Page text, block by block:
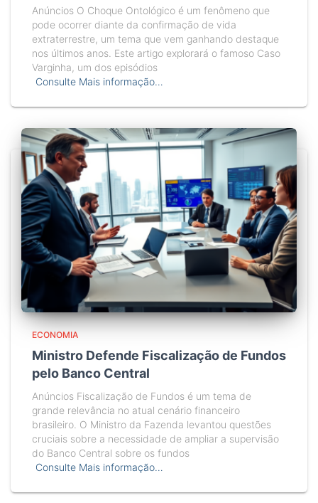
Anúncios O Choque Ontológico é um fenômeno que
pode ocorrer diante da confirmação de vida
extraterrestre, um tema que vem ganhando destaque
nos últimos anos. Este artigo explorará o famoso Caso
Varginha, um dos episódios
Consulte Mais informação…
ECONOMIA
Ministro Defende Fiscalização de Fundos
pelo Banco Central
Anúncios Fiscalização de Fundos é um tema de
grande relevância no atual cenário financeiro
brasileiro. O Ministro da Fazenda levantou questões
cruciais sobre a necessidade de ampliar a supervisão
do Banco Central sobre os fundos
Consulte Mais informação…